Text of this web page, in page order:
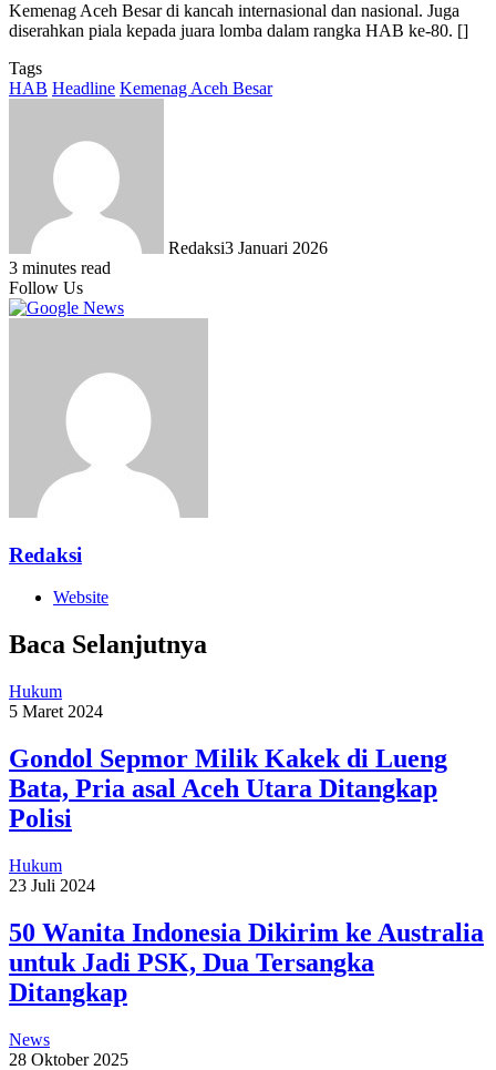
Kemenag Aceh Besar di kancah internasional dan nasional. Juga
diserahkan piala kepada juara lomba dalam rangka HAB ke-80. []
Tags
HAB Headline Kemenag Aceh Besar
Redaksi3 Januari 2026
3 minutes read
Follow Us
Redaksi
Website
Baca Selanjutnya
Hukum
5 Maret 2024
Gondol Sepmor Milik Kakek di Lueng
Bata, Pria asal Aceh Utara Ditangkap
Polisi
Hukum
23 Juli 2024
50 Wanita Indonesia Dikirim ke Australia
untuk Jadi PSK, Dua Tersangka
Ditangkap
News
28 Oktober 2025